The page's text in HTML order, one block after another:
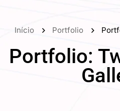
Início Portfolio
Portfolio: